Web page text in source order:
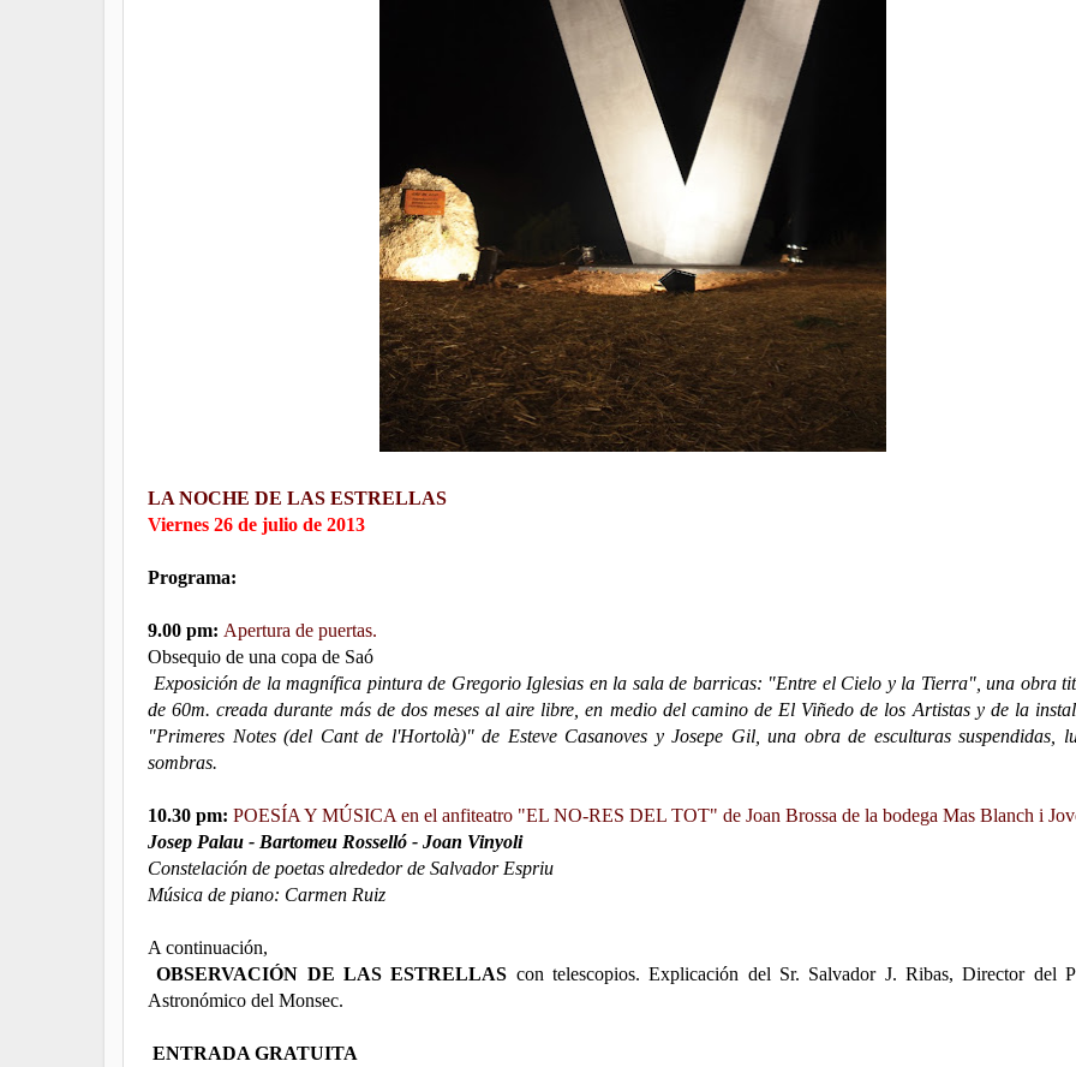
LA NOCHE DE LAS ESTRELLAS
Viernes 26 de julio de 2013
Programa:
9.00 pm: Apertura de puertas.
Obsequio de una copa de Saó
Exposición de la magnífica pintura de Gregorio Iglesias en la sala de barricas: "Entre el Cielo y la Tierra", una obra
de 60m. creada durante más de dos meses al aire libre, en medio del camino de El Viñedo de los Artistas y de la
"Primeres Notes (del Cant de l'Hortolà)" de Esteve Casanoves y Josepe Gil, una obra de esculturas suspendidas,
sombras.
10.30 pm: POESÍA Y MÚSICA en el anfiteatro "EL NO-RES DEL TOT" de Joan Brossa de la bodega Mas Blanch i
Josep Palau - Bartomeu Rosselló - Joan Vinyoli
Constelación de poetas alrededor de Salvador Espriu
Música de piano: Carmen Ruiz
A continuación,
OBSERVACIÓN DE LAS ESTRELLAS con telescopios. Explicación del Sr. Salvador J. Ribas, Director del
Astronómico del Monsec.
ENTRADA GRATUITA